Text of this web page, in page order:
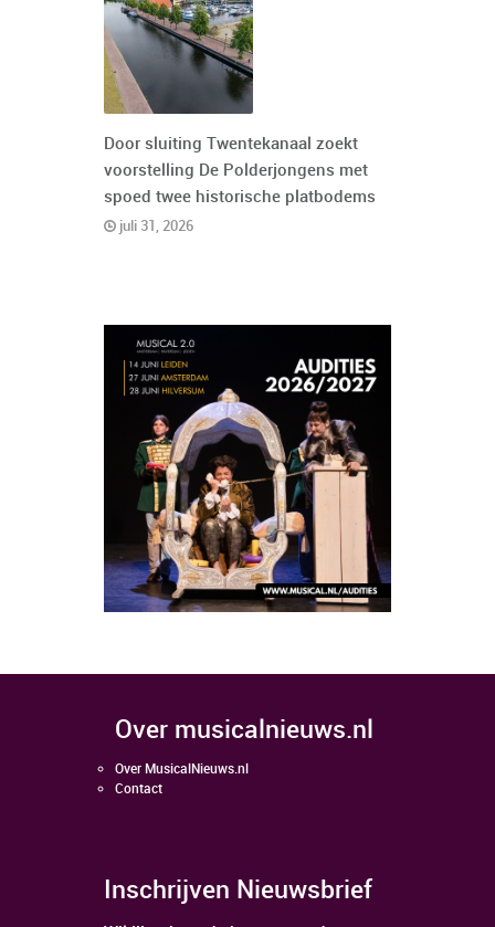
Door sluiting Twentekanaal zoekt
voorstelling De Polderjongens met
spoed twee historische platbodems
juli 31, 2026
over musicalnieuws.nl
Over MusicalNieuws.nl
Contact
Inschrijven Nieuwsbrief